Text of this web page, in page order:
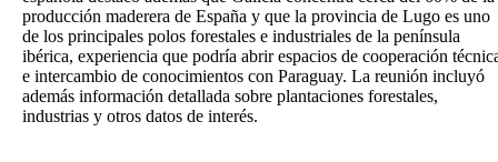
producción maderera de España y que la provincia de Lugo es uno
de los principales polos forestales e industriales de la península
ibérica, experiencia que podría abrir espacios de cooperación
e intercambio de conocimientos con Paraguay. La reunión incluyó
además información detallada sobre plantaciones forestales,
industrias y otros datos de interés.